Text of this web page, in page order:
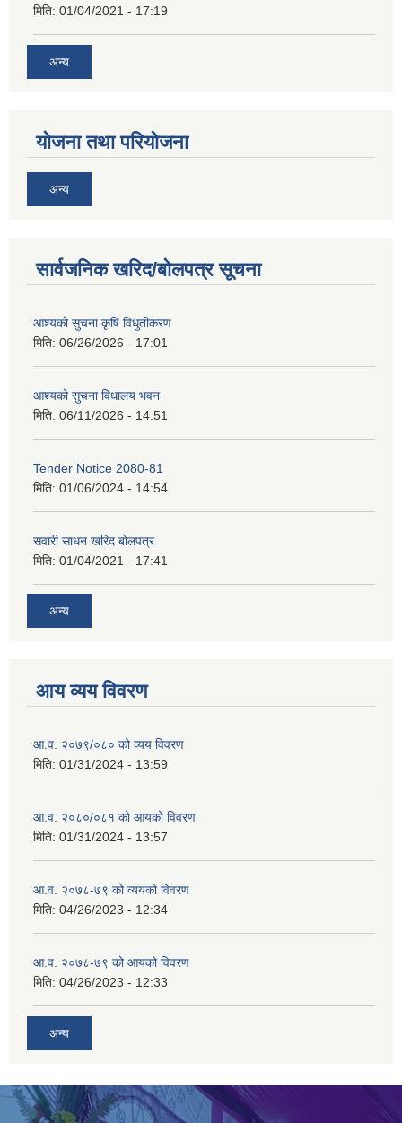
मिति: 01/04/2021 - 17:19
अन्य
योजना तथा परियोजना
अन्य
सार्वजनिक खरिद/बोलपत्र सूचना
आश्यको सुचना कृषि विधुतीकरण
मिति: 06/26/2026 - 17:01
आश्यको सुचना विधालय भवन
मिति: 06/11/2026 - 14:51
Tender Notice 2080-81
मिति: 01/06/2024 - 14:54
सवारी साधन खरिद बोलपत्र
मिति: 01/04/2021 - 17:41
अन्य
आय व्यय विवरण
आ.व. २०७९/०८० को व्यय विवरण
मिति: 01/31/2024 - 13:59
आ.व. २०८०/०८१ को आयको विवरण
मिति: 01/31/2024 - 13:57
आ.व. २०७८-७९ को व्ययको विवरण
मिति: 04/26/2023 - 12:34
आ.व. २०७८-७९ को आयको विवरण
मिति: 04/26/2023 - 12:33
अन्य